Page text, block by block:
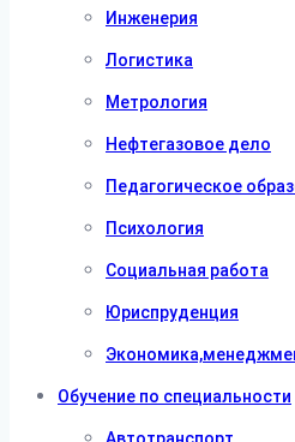
Инженерия
Логистика
Метрология
Нефтегазовое дело
Педагогическое
Психология
Социальная работа
Юриспруденция
Обучение по специальности